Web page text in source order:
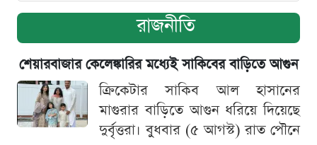
রাজনীতি
শেয়ারবাজার কেলেঙ্কারির মধ্যেই সাকিবের বাড়িতে আগুন
ক্রিকেটার সাকিব আল হাসানের
মাগুরার বাড়িতে আগুন ধরিয়ে দিয়েছে
দুর্বৃত্তরা। বুধবার (৫ আগস্ট) রাত পৌনে